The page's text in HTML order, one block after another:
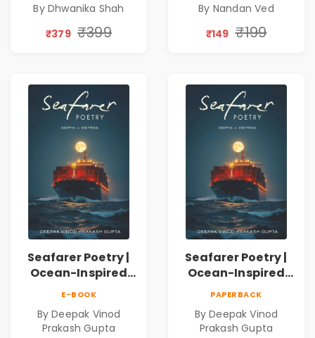
Silence & Self-
Discovery | A
Connection | By
Dhwanika Shah
By Dhwanika Shah
₹379 ₹399
Book
By Nandan Ved
₹149 ₹199
Seafarer Poetry |
Ocean-Inspired
Contemporary
E-BOOK
By Deepak Vinod
Prakash Gupta
Seafarer Poetry |
Ocean-Inspired
Contemporary
PAPERBACK
By Deepak Vinod
Prakash Gupta